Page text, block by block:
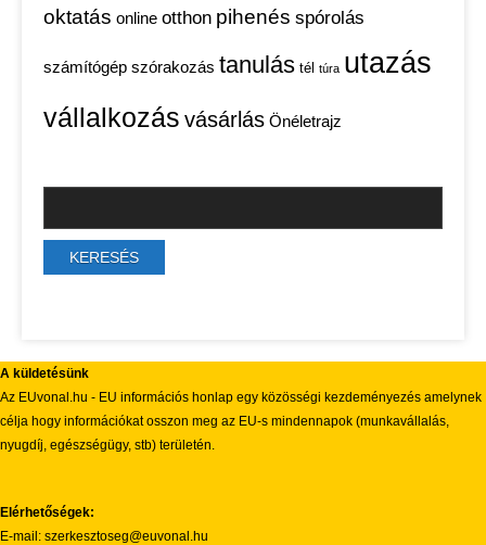
oktatás online otthon pihenés spórolás
számítógép szórakozás tanulás tél túra utazás
vállalkozás vásárlás Önéletrajz
A küldetésünk
Az EUvonal.hu - EU információs honlap egy közösségi kezdeményezés amelynek
célja hogy információkat osszon meg az EU-s mindennapok (munkavállalás,
nyugdíj, egészségügy, stb) területén.
Elérhetőségek:
E-mail: szerkesztoseg@euvonal.hu